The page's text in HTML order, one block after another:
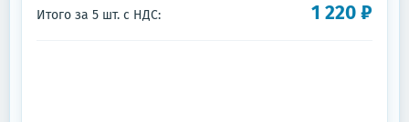
Итого за 5 шт. с НДС: 1 220₽